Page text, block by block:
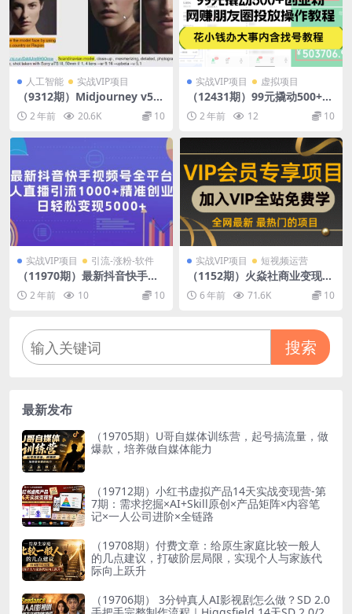
人工智能 实战VIP项目
（9312期）Midjourney v5 C
hatGPT 和 Bard AI人工智能
人像摄影大师班-15节-中英字
2 年前 20.6K 10
实战VIP项目 虚拟项目
（12431期）99元撬动500+创
业粉，网赚朋友圈投放操作教
程价值5980！花小钱办大事
2 年前 12 10
实战VIP项目 引流-涨粉-软件
（11970期）最新抖音快手视
频号全平台无人直播引流1000
+精准创业粉，日轻松变现500
2 年前 10 10
实战VIP项目 短视频运营
（1152期）火焱社商业变现抖
音vip实训班，一天利润2000-
4000佣金收入，轻松月入10W
6 年前 71.6K 10
搜索
最新发布
（19705期）U哥自媒体训练营，起号搞流量，做
爆款，培养做自媒体能力
（19712期）小红书虚拟产品14天实战变现营-第
7期：需求挖掘×AI+Skill原创×产品矩阵×内容笔
记×一人公司进阶×全链路
（19708期）付费文章：给原生家庭比较一般人
的几点建议，打破阶层局限，实现个人与家族代
际向上跃升
（19706期） 3分钟真人AI影视剧怎么做？SD 2.0